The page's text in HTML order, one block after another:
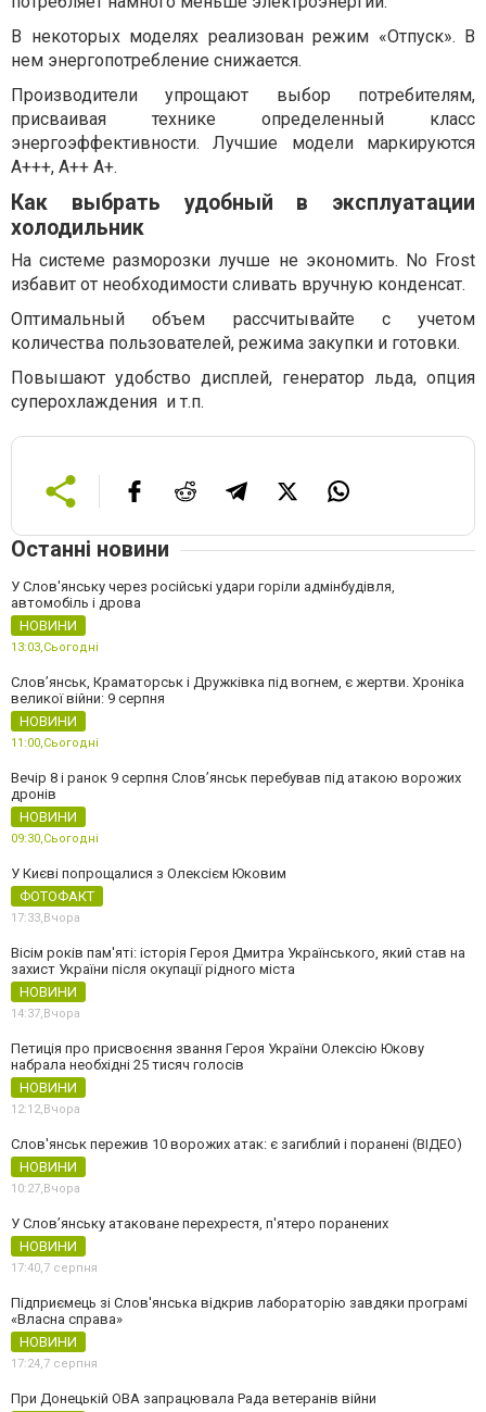
В некоторых моделях реализован режим «Отпуск». В
нем энергопотребление снижается.
Производители упрощают выбор потребителям,
присваивая технике определенный класс
энергоэффективности. Лучшие модели маркируются
А+++, А++ А+.
Как выбрать удобный в эксплуатации
холодильник
На системе разморозки лучше не экономить. No Frost
избавит от необходимости сливать вручную конденсат.
Оптимальный объем рассчитывайте с учетом
количества пользователей, режима закупки и готовки.
Повышают удобство дисплей, генератор льда, опция
суперохлаждения и т.п.
Останні новини
У Слов'янську через російські удари горіли адмінбудівля,
автомобіль і дрова
НОВИНИ
13:03,Сьогодні
Слов’янськ, Краматорськ і Дружківка під вогнем, є жертви. Хроніка
великої війни: 9 серпня
НОВИНИ
11:00,Сьогодні
Вечір 8 і ранок 9 серпня Слов’янськ перебував під атакою ворожих
дронів
НОВИНИ
09:30,Сьогодні
У Києві попрощалися з Олексієм Юковим
ФОТОФАКТ
17:33, Вчора
Вісім років пам'яті: історія Героя Дмитра Українського, який став на
захист України після окупації рідного міста
НОВИНИ
14:37, Вчора
Петиція про присвоєння звання Героя України Олексію Юкову
набрала необхідні 25 тисяч голосів
НОВИНИ
12:12, Вчора
Слов'янськ пережив 10 ворожих атак: є загиблий і поранені (ВІДЕО)
НОВИНИ
10:27, Вчора
У Слов’янську атаковане перехрестя, п'ятеро поранених
НОВИНИ
17:40,7 серпня
Підприємець зі Слов'янська відкрив лабораторію завдяки програмі
«Власна справа»
НОВИНИ
17:24,7 серпня
При Донецькій ОВА запрацювала Рада ветеранів війни